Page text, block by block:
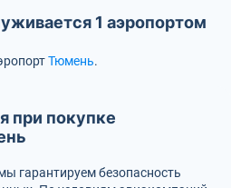
1 аэропортом
Тюмень.
при покупке
гарантируем безопасность